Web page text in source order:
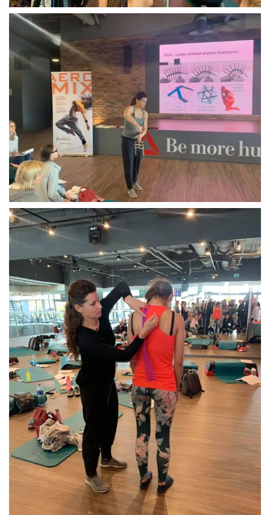
Prisijungti
Atsiminti mane